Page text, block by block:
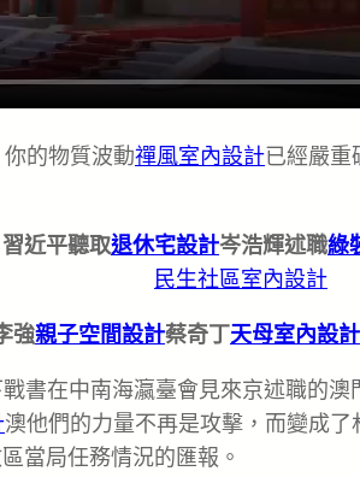
你的物質波動禪風室內設計已經嚴重
習近平聽取退休宅設計岑浩輝述職綠
民生社區室內設計
強親子空間設計蔡奇丁天母室內設計
書在中南海瀛臺會見來京述職的澳
澳他們的力量不再是攻擊，而變成了
當局任務情況的匯報。